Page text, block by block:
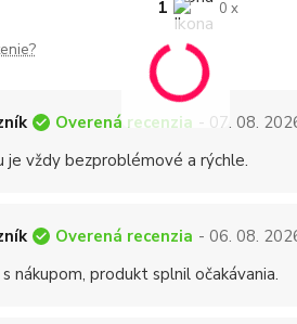
1 0 x
Overená recenzia - 07. 08.
je vždy bezproblémové a rýchle.
Overená recenzia - 06. 08.
nákupom, produkt splnil očakávania.